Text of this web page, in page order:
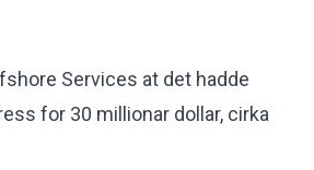
Services at det hadde
for 30 millionar dollar, cirka